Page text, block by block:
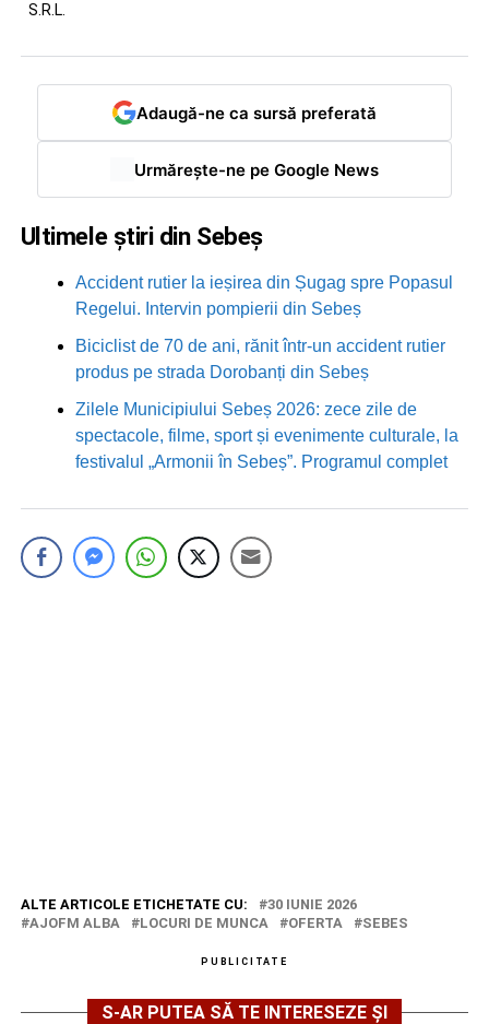
S.R.L.
Adaugă-ne ca sursă preferată
Urmărește-ne pe Google News
Ultimele știri din Sebeș
Accident rutier la ieșirea din Șugag spre Popasul
Regelui. Intervin pompierii din Sebeș
Biciclist de 70 de ani, rănit într-un accident rutier
produs pe strada Dorobanți din Sebeș
Zilele Municipiului Sebeș 2026: zece zile de
spectacole, filme, sport și evenimente culturale, la
festivalul „Armonii în Sebeș”. Programul complet
ALTE ARTICOLE ETICHETATE CU:
30 IUNIE 2026
AJOFM ALBA
LOCURI DE MUNCA OFERTA SEBES
PUBLICITATE
S-AR PUTEA SĂ TE INTERESEZE ȘI